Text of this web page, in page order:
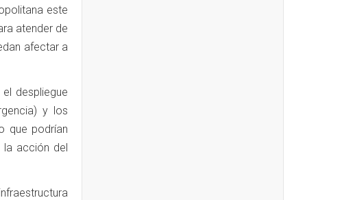
este
atender de
afectar a
despliegue
y los
que podrían
la acción del